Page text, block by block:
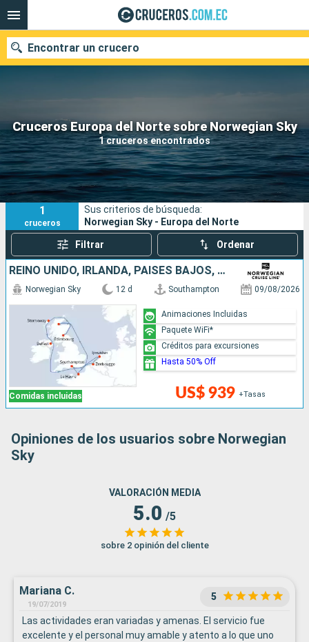
Cruceros Europa del Norte sobre Norwegian Sky
1 cruceros encontrados
Encontrar un crucero
Nuestros destinos
Fecha de salida
Puertos Compañías
Buscar
1
cruceros
Sus criterios de búsqueda:
Norwegian Sky - Europa del Norte
Filtrar Ordenar
REINO UNIDO, IRLANDA, PAISES BAJOS, BÉLGICA, FRANCIA
Comidas incluidas
Norwegian Sky 12 d Southampton 09/08/2026
US$ 939 +Tasas
Animaciones Incluidas
Paquete WiFi*
Créditos para excursiones
Hasta 50% Off
Opiniones de los usuarios sobre Norwegian
Sky
VALORACIÓN MEDIA
5.0 /5
sobre 2 opinión del cliente
Mariana C.
19/07/2019
5
Las actividades eran variadas y amenas. El servicio fue
excelente y el personal muy amable y atento a lo que uno